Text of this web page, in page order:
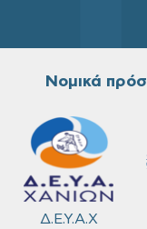
Νομικά
Δ.Ε.Υ.Α.Χ